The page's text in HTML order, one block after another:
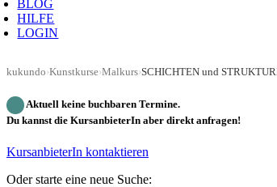
BLOG
HILFE
LOGIN
kukundo›Kunstkurse›Malkurs›
Aktuell keine buchbaren Termine.
Du kannst die KursanbieterIn aber direkt anfragen!
KursanbieterIn kontaktieren
Oder starte eine neue Suche: